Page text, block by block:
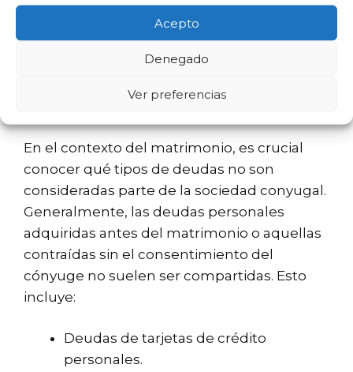
Acepto
Denegado
Ver preferencias
la sociedad conyugal?
En el contexto del matrimonio, es crucial
conocer qué tipos de deudas no son
consideradas parte de la sociedad conyugal.
Generalmente, las deudas personales
adquiridas antes del matrimonio o aquellas
contraídas sin el consentimiento del
cónyuge no suelen ser compartidas. Esto
incluye:
Deudas de tarjetas de crédito
personales.